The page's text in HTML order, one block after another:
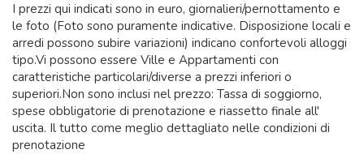
I prezzi qui indicati sono in euro, giornalieri/pernottamento e
le foto (Foto sono puramente indicative. Disposizione locali e
arredi possono subire variazioni) indicano confortevoli alloggi
tipo.Vi possono essere Ville e Appartamenti con
caratteristiche particolari/diverse a prezzi inferiori o
superiori.Non sono inclusi nel prezzo: Tassa di soggiorno,
spese obbligatorie di prenotazione e riassetto finale all'
uscita. Il tutto come meglio dettagliato nelle condizioni di
prenotazione